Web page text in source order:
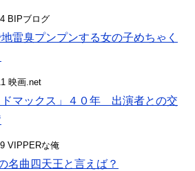
BIPブログ
雷臭プンプンする女の子めちゃく
映画.net
ドマックス」４０年 出演者との交
VIPPERな俺
名曲四天王と言えば？